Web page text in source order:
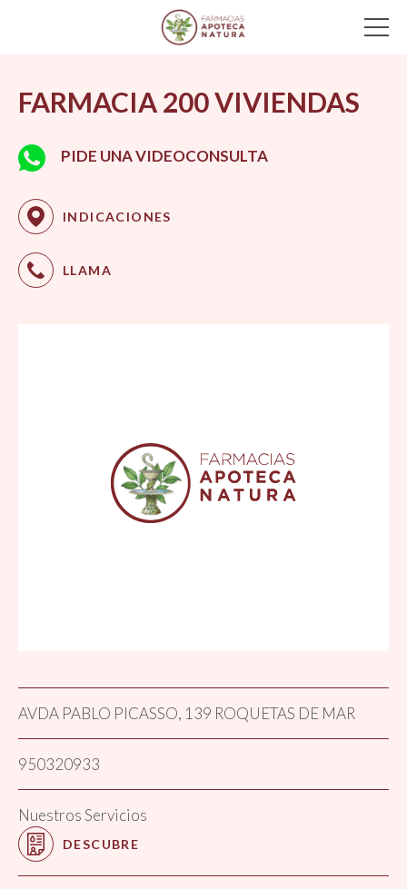
Main Navigation
AVDA PABLO PICASSO, 139 ROQUETAS DE MAR
950320933
Nuestros Servicios
DESCUBRE
FARMACIA 200 VIVIENDAS
PIDE UNA VIDEOCONSULTA
INDICACIONES
LLAMA